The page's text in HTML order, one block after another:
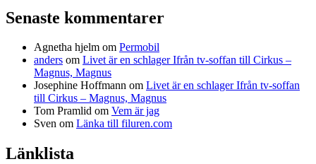
Senaste kommentarer
Agnetha hjelm om Permobil
anders om Livet är en schlager Ifrån tv-soffan till Cirkus –
Magnus, Magnus
Josephine Hoffmann om Livet är en schlager Ifrån tv-soffan
till Cirkus – Magnus, Magnus
Tom Pramlid om Vem är jag
Sven om Länka till filuren.com
Länklista